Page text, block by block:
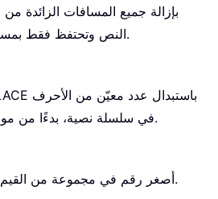
النص وتحتفظ فقط بمسافة واحدة بين الكلمات.
في سلسلة نصية، بدءًا من موقع محدّد، بالنص الجديد.
تُرجع دالة Excel MIN أصغر رقم في مجموعة من القيم.